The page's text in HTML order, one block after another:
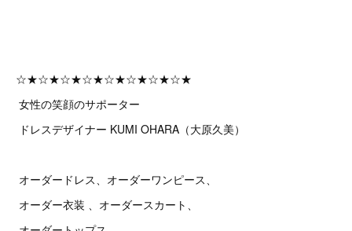
☆★☆★☆★☆★☆★☆★☆★☆★
女性の笑顔のサポーター
ドレスデザイナー KUMI OHARA（大原久美）
オーダードレス、オーダーワンピース、
オーダー衣装 、オーダースカート、